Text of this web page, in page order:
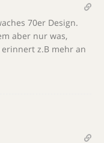
70er Design.
aber nur was,
z.B mehr an